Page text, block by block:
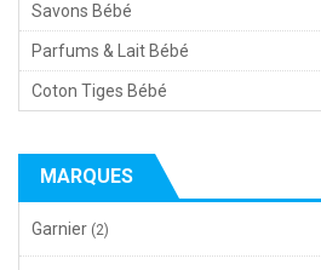
Savons Bébé
Parfums & Lait Bébé
Coton Tiges Bébé
MARQUES
Garnier (2)